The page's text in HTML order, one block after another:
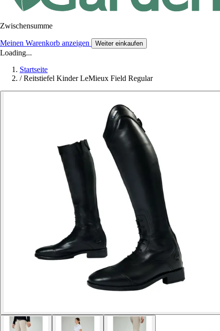
Zwischensumme
Meinen Warenkorb anzeigen Weiter einkaufen
Loading...
Startseite
/ Reitstiefel Kinder LeMieux Field Regular